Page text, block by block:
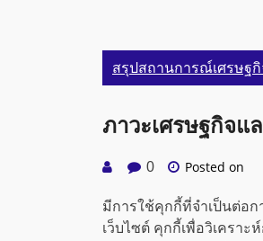
สรุปสถานการณ์เศรษฐกิ
ภาวะเศรษฐกิจแ
0 Posted on
มีการใช้คุกกี้ที่จำเป็นต่อก
เว็บไซต์ คุกกี้เพื่อวิเครา